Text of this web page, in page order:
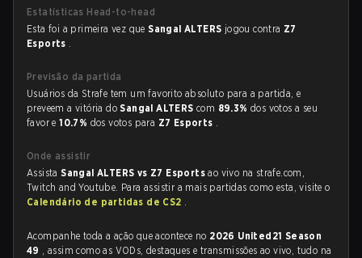
Estatísticas Head-to-head
Esta foi a primeira vez queSangal ALTERS jogou contra Z7
Esports .
Previsão da partida
Usuários da Strafe tem um favorito absoluto para a partida, e
preveem a vitória doSangal ALTERScom 89.3%dos votos a seu
favor e10.7% dos votos para Z7 Esports .
Onde assistir
AssistaSangal ALTERS vs Z7 Esportsao vivo na strafe.com,
Twitch and Youtube. Para assistir a mais partidas como esta, visite o
Calendário de partidas de CS2 .
Acompanhe toda a ação que acontece no 2026 United21 Season
49 , assim como as VODs, destaques e transmissões ao vivo, tudo na